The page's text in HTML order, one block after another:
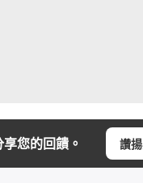
您的回饋。 讚